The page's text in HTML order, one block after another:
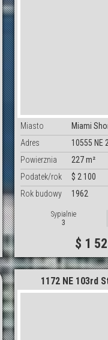
Miasto
Miami
Adres
10555 NE
Powierznia
227 m²
Podatek/rok
$ 2 100
Rok budowy
1962
Sypialnie
3
$ 1
1172 NE 103rd